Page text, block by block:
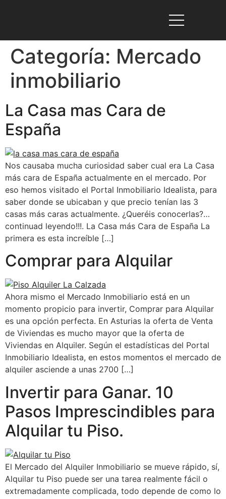
Categoría: Mercado
inmobiliario
La Casa mas Cara de
España
Nos causaba mucha curiosidad saber cual era La Casa
más cara de España actualmente en el mercado. Por
eso hemos visitado el Portal Inmobiliario Idealista, para
saber donde se ubicaban y que precio tenían las 3
casas más caras actualmente. ¿Queréis conocerlas?…
continuad leyendo!!!. La Casa más Cara de España La
primera es esta increíble […]
Comprar para Alquilar
Ahora mismo el Mercado Inmobiliario está en un
momento propicio para invertir, Comprar para Alquilar
es una opción perfecta. En Asturias la oferta de Venta
de Viviendas es mucho mayor que la oferta de
Viviendas en Alquiler. Según el estadísticas del Portal
Inmobiliario Idealista, en estos momentos el mercado de
alquiler asciende a unas 2700 […]
Invertir para Ganar. 10
Pasos Imprescindibles para
Alquilar tu Piso.
El Mercado del Alquiler Inmobiliario se mueve rápido, sí,
Alquilar tu Piso puede ser una tarea realmente fácil o
extremadamente complicada, todo depende de como lo